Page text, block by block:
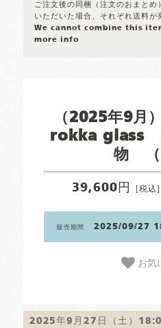
ご注文後の同梱（注文のおまとめ
いただいた場合、それぞれ送料が
We cannot combine this
more info
（2025年9月
rokka glass
物 （
39,600円 [税込]
販売期間 2025/09/27
お気
2025年9月27日（土）